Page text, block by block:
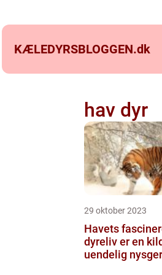
KÆLEDYRSBLOGGEN.dk
hav dyr
29 oktober 2023
Havets
dyreliv er en
uendelig